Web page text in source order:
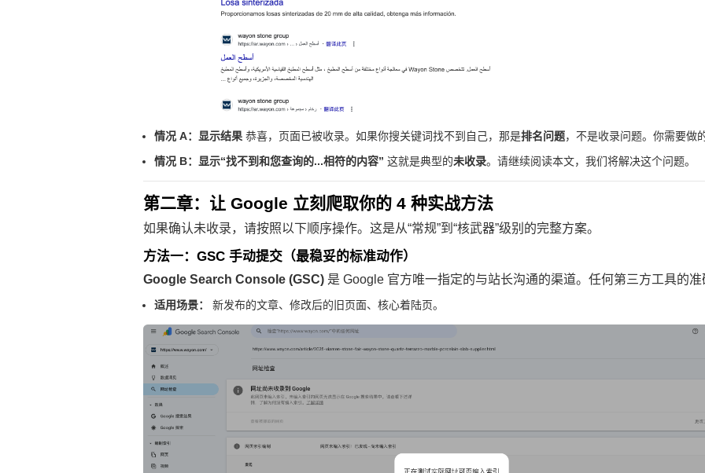
情况 A：显示结果恭喜，页面已被收录。如果你搜关键词找不到自己，那是排名问题，不是收录问题。你需要做
情况 B：显示“找不到和您查询的...相符的内容” 这就是典型的未收录。请继续阅读本文，我们将解决这个问题。
第二章：让 Google 立刻爬取你的 4 种实战方法
如果确认未收录，请按照以下顺序操作。这是从“常规”到“核武器”级别的完整方案。
方法一：GSC 手动提交（最稳妥的标准动作）
Google Search Console (GSC) 是 Google 官方唯一指定的与站长沟通的渠道。任何第三方工具的准
适用场景： 新发布的文章、修改后的旧页面、核心着陆页。